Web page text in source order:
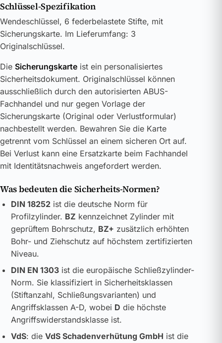
Schlüssel-Spezifikation
Wendeschlüssel, 6 federbelastete Stifte, mit
Sicherungskarte. Im Lieferumfang: 3
Originalschlüssel.
Die Sicherungskarte ist ein personalisiertes
Sicherheitsdokument. Originalschlüssel können
ausschließlich durch den autorisierten ABUS-
Fachhandel und nur gegen Vorlage der
Sicherungskarte (Original oder Verlustformular)
nachbestellt werden. Bewahren Sie die Karte
getrennt vom Schlüssel an einem sicheren Ort auf.
Bei Verlust kann eine Ersatzkarte beim Fachhandel
mit Identitätsnachweis angefordert werden.
Was bedeuten die Sicherheits-Normen?
DIN 18252ist die deutsche Norm für
Profilzylinder. BZ kennzeichnet Zylinder mit
geprüftem Bohrschutz, BZ+ zusätzlich erhöhten
Bohr- und Ziehschutz auf höchstem zertifizierten
Niveau.
DIN EN 1303ist die europäische Schließzylinder-
Norm. Sie klassifiziert in Sicherheitsklassen
(Stiftanzahl, Schließungsvarianten) und
Angriffsklassen A-D, wobei D die höchste
Angriffswiderstandsklasse ist.
VdS: die VdS Schadenverhütung GmbH ist die